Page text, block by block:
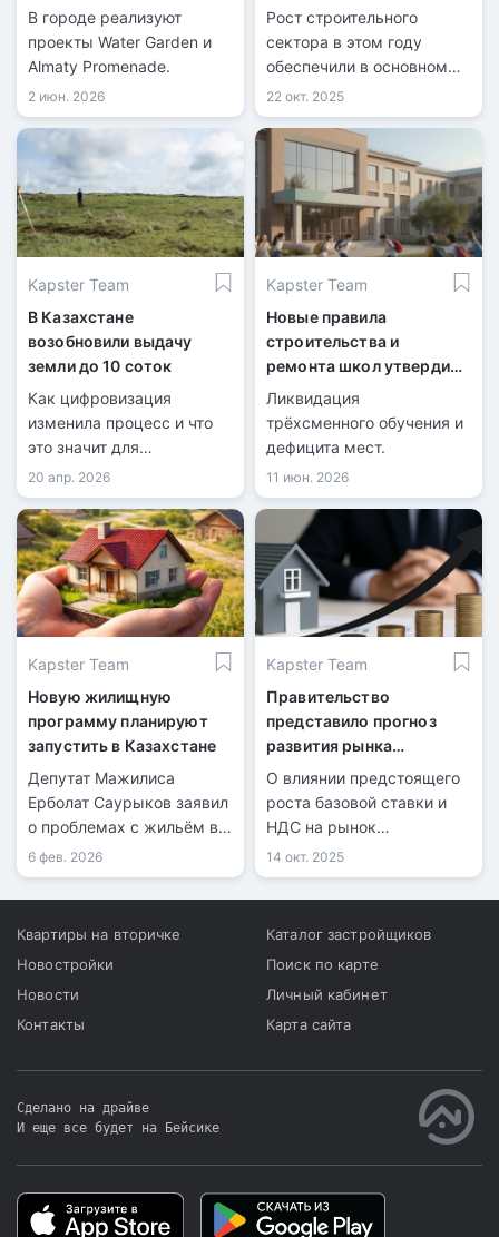
В городе реализуют
проекты Water Garden и
Almaty Promenade.
2 июн. 2026
Рост строительного
сектора в этом году
обеспечили в основном
государственные
программы и отдельные
масштабные проекты.
22 окт. 2025
Kapster Team
В Казахстане
возобновили выдачу
земли до 10 соток
Как цифровизация
изменила процесс и что
это значит для
заявителей.
20 апр. 2026
Kapster Team
Новые правила
строительства и
ремонта школ утвердили
в Казахстане
Ликвидация
трёхсменного обучения и
дефицита мест.
11 июн. 2026
Kapster Team
Новую жилищную
программу планируют
запустить в Казахстане
Депутат Мажилиса
Ерболат Саурыков заявил
о проблемах с жильём в
сельской местности.
6 фев. 2026
Kapster Team
Правительство
представило прогноз
развития рынка
недвижимости в
Казахстане
О влиянии предстоящего
роста базовой ставки и
НДС на рынок
недвижимости рассказал
первый вице-министр
нацэкономики Азамат
Амрин.
14 окт. 2025
Квартиры на вторичке
Новостройки
Новости
Контакты
Каталог застройщиков
Поиск по карте
Личный кабинет
Карта сайта
Сделано на драйве
И еще все будет на Бейсике